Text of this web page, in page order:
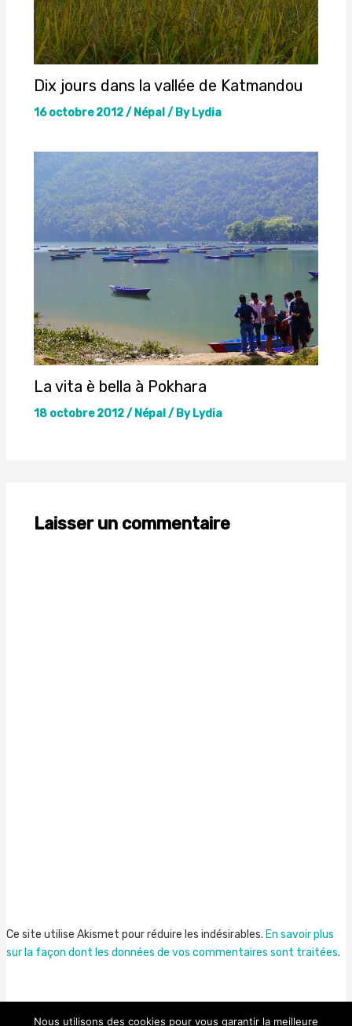
Dix jours dans la vallée de Katmandou
16 octobre 2012/ Népal/ ByLydia
La vita è bella à Pokhara
18 octobre 2012/ Népal/ ByLydia
Laisser un commentaire
Ce site utilise Akismet pour réduire les indésirables. En savoir plus
sur la façon dont les données de vos commentaires sont traitées.
Nous utilisons des cookies pour vous garantir la meilleure